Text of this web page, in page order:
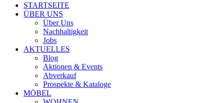
STARTSEITE
ÜBER UNS
Über Uns
Nachhaltigkeit
Jobs
AKTUELLES
Blog
Aktionen & Events
Abverkauf
Prospekte & Kataloge
MÖBEL